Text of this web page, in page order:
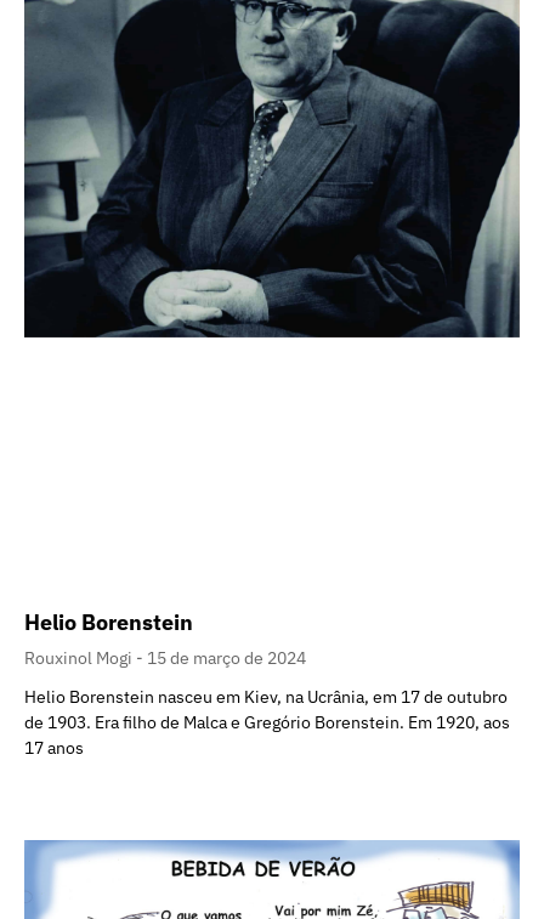
Helio Borenstein
Rouxinol Mogi
15 de março de 2024
Helio Borenstein nasceu em Kiev, na Ucrânia, em 17 de outubro
de 1903. Era filho de Malca e Gregório Borenstein. Em 1920, aos
17 anos